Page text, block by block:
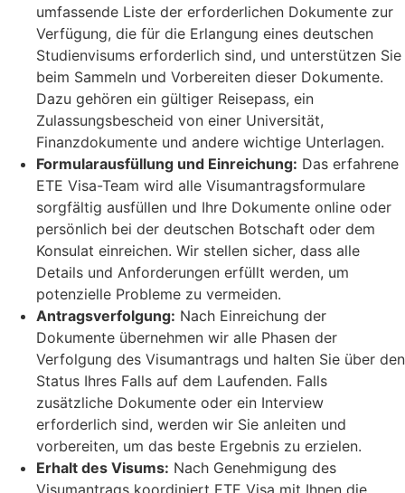
umfassende Liste der erforderlichen Dokumente zur
Verfügung, die für die Erlangung eines deutschen
Studienvisums erforderlich sind, und unterstützen Sie
beim Sammeln und Vorbereiten dieser Dokumente.
Dazu gehören ein gültiger Reisepass, ein
Zulassungsbescheid von einer Universität,
Finanzdokumente und andere wichtige Unterlagen.
Formularausfüllung und Einreichung: Das erfahrene
ETE Visa-Team wird alle Visumantragsformulare
sorgfältig ausfüllen und Ihre Dokumente online oder
persönlich bei der deutschen Botschaft oder dem
Konsulat einreichen. Wir stellen sicher, dass alle
Details und Anforderungen erfüllt werden, um
potenzielle Probleme zu vermeiden.
Antragsverfolgung: Nach Einreichung der
Dokumente übernehmen wir alle Phasen der
Verfolgung des Visumantrags und halten Sie über den
Status Ihres Falls auf dem Laufenden. Falls
zusätzliche Dokumente oder ein Interview
erforderlich sind, werden wir Sie anleiten und
vorbereiten, um das beste Ergebnis zu erzielen.
Erhalt des Visums: Nach Genehmigung des
Visumantrags koordiniert ETE Visa mit Ihnen die